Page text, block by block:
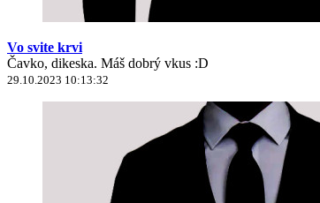
Vo svite krvi
Čavko, dikeska. Máš dobrý vkus :D
29.10.2023 10:13:32